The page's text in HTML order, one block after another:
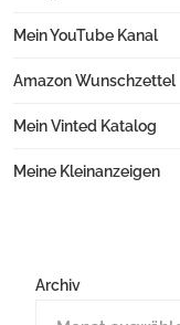
Mein YouTube Kanal
Amazon Wunschzettel
Mein Vinted Katalog
Meine Kleinanzeigen
Archiv